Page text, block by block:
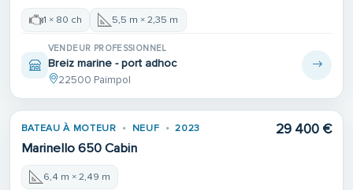
1 × 80 ch 5,5 m × 2,35 m
VENDEUR PROFESSIONNEL
Breiz marine - port adhoc
22500 Paimpol
BATEAU À MOTEUR NEUF 2023
Marinello 650 Cabin
29 400 €
6,4 m × 2,49 m